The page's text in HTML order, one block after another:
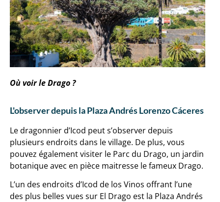
Où voir le Drago ?
L'observer depuis la Plaza Andrés Lorenzo Cáceres​
Le dragonnier d’Icod peut s’observer depuis
plusieurs endroits dans le village. De plus, vous
pouvez également visiter le Parc du Drago, un jardin
botanique avec en pièce maitresse le fameux Drago.
L’un des endroits d’Icod de los Vinos offrant l’une
des plus belles vues sur El Drago est la Plaza Andrés